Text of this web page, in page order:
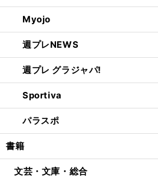
Myojo
週プレNEWS
週プレ グラジャパ!
Sportiva
パラスポ
書籍
文芸・文庫・総合